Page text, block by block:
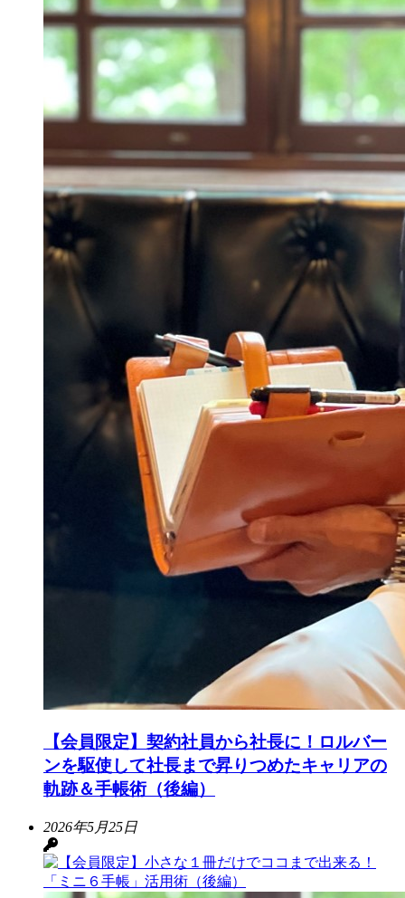
【会員限定】契約社員から社長に！ロルバー
ンを駆使して社長まで昇りつめたキャリアの
軌跡＆手帳術（後編）
2026年5月25日